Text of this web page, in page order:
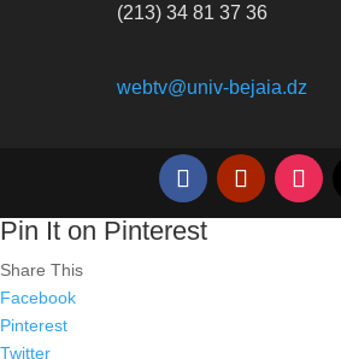
(213) 34 81 37 36
webtv@univ-bejaia.dz
Pin It on Pinterest
Share This
Facebook
Pinterest
Twitter